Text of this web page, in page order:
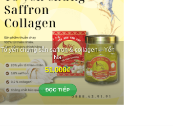
Tổ yến chưng sẵn saffron & collagen – Yến
Na
51.000₫
ĐỌC TIẾP